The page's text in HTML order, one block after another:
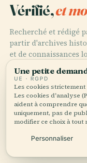
Vérifié,et
Recherché et rédigé
partir d'archives
et de connaissances
Dernière révision :
Britannica, n.d.,
Loco Gringo, n.d.,
Une petite
UE · RGPD
Les cookies strictement
Les cookies d'analyse
aident à comprendre
uniquement, pas de
modifier ce choix à tout
Personnaliser